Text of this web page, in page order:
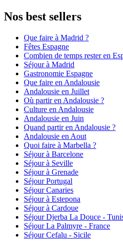
Nos best sellers
Que faire à Madrid ?
Fêtes Espagne
Combien de temps rester en
Séjour à Madrid
Gastronomie Espagne
Que faire en Andalousie
Andalousie en Juillet
Où partir en Andalousie ?
Culture en Andalousie
Andalousie en Juin
Quand partir en Andalousie ?
Andalousie en Aout
Quoi faire à Marbella ?
Séjour à Barcelone
Séjour à Seville
Séjour à Grenade
Séjour Portugal
Séjour Canaries
Séjour à Estepona
Séjour à Cardoue
Séjour Djerba La Douce -
Séjour La Palmyre - France
Séjour Cefalu - Sicile